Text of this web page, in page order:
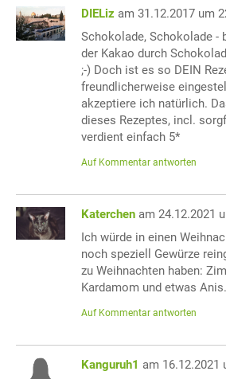
DIELiz am 31.12.2017 um
Schokolade, Schokolade -
der Kakao durch
;-) Doch ist es so DEIN
freundlicherweise
akzeptiere ich natürlich.
dieses Rezeptes, incl.
verdient einfach 5*
Auf Kommentar antworten
Katerchen am 24.12.2021
Ich würde in einen
noch speziell Gewürze
zu Weihnachten haben:
Kardamom und etwas Anis.
Auf Kommentar antworten
Kanguruh1 am 16.12.2021